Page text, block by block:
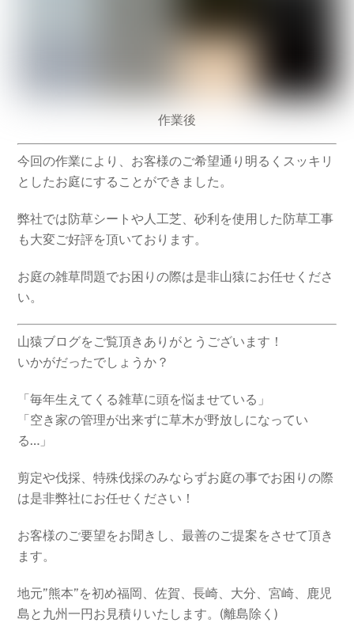
作業後
今回の作業により、お客様のご希望通り明るくスッキリ
としたお庭にすることができました。
弊社では防草シートや人工芝、砂利を使用した防草工事
も大変ご好評を頂いております。
お庭の雑草問題でお困りの際は是非山猿にお任せくださ
い。
山猿ブログをご覧頂きありがとうございます！
いかがだったでしょうか？
「毎年生えてくる雑草に頭を悩ませている」
「空き家の管理が出来ずに草木が野放しになってい
る…」
剪定や伐採、特殊伐採のみならずお庭の事でお困りの際
は是非弊社にお任せください！
お客様のご要望をお聞きし、最善のご提案をさせて頂き
ます。
地元”熊本”を初め福岡、佐賀、長崎、大分、宮崎、鹿児
島と九州一円お見積りいたします。(離島除く)